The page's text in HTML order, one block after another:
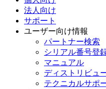
法人向け
サポート
ユーザー向け情報
パートナー検索
シリアル番号登
マニュアル
ディストリビュ
テクニカルサポ